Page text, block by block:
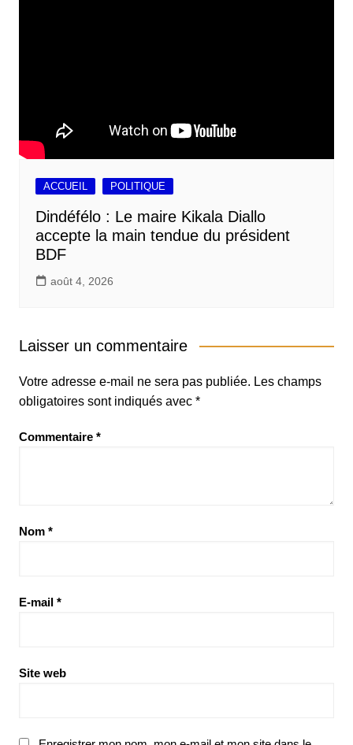
ACCUEIL POLITIQUE
Dindéfélo : Le maire Kikala Diallo
accepte la main tendue du président
BDF
août 4, 2026
Laisser un commentaire
Votre adresse e-mail ne sera pas publiée. Les champs
obligatoires sont indiqués avec *
Commentaire *
Nom *
E-mail *
Site web